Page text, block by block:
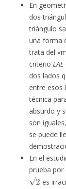
En
dos
triángulo
una forma
trata del
criterio LAL
dos lados
entre esos
técnica
absurdo y
son
se puede
En el
prueba por
2
es